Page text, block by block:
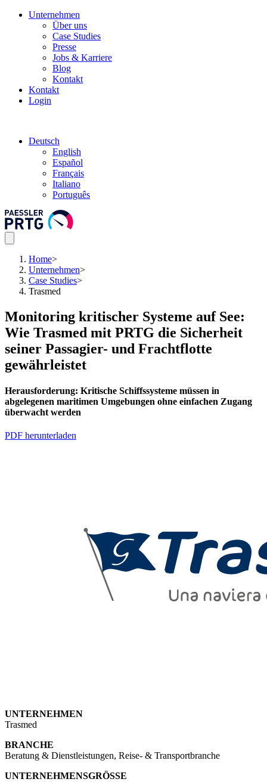
Unternehmen
Über uns
Case Studies
Presse
Jobs & Karriere
Blog
Kontakt
Kontakt
Login
Deutsch
English
Español
Français
Italiano
Português
Home>
Unternehmen>
Case Studies>
Trasmed
Monitoring kritischer Systeme auf See:
Wie Trasmed mit PRTG die Sicherheit
seiner Passagier- und Frachtflotte
gewährleistet
Herausforderung: Kritische Schiffssysteme müssen in
abgelegenen maritimen Umgebungen ohne einfachen Zugang
überwacht werden
PDF herunterladen
UNTERNEHMEN
Trasmed
BRANCHE
Beratung & Dienstleistungen, Reise- & Transportbranche
UNTERNEHMENSGRÖSSE